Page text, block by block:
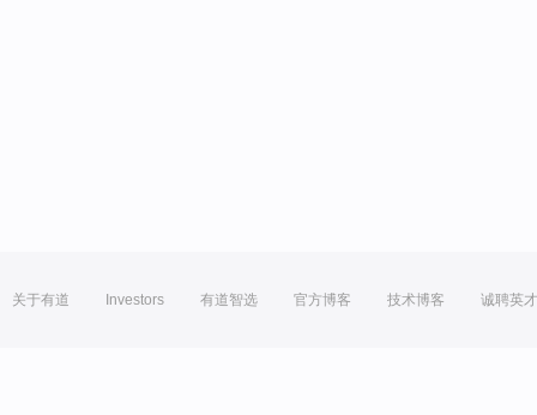
关于有道 Investors 有道智选 官方博客 技术博客 诚聘英才